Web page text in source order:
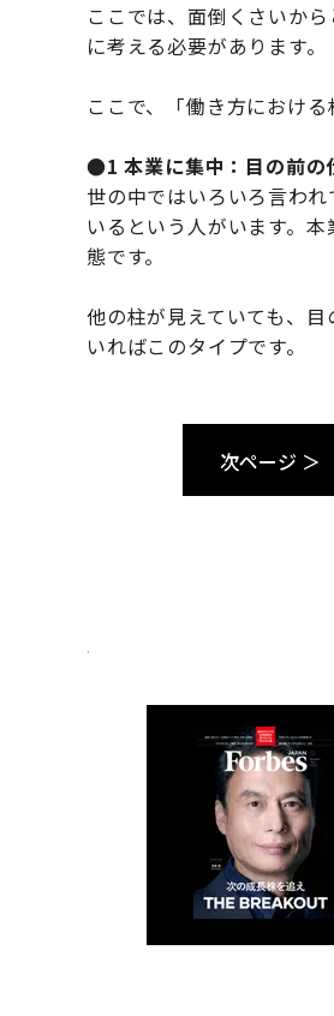
ここでは、面倒くさいか
に考える必要があります。
ここで、「働き方におけ
●1 本業に集中：目の前の
世の中ではいろいろ言わ
いるという人がいます。
態です。
他の柱が見えていても、
いればこのタイプです。
次ページ ＞
.